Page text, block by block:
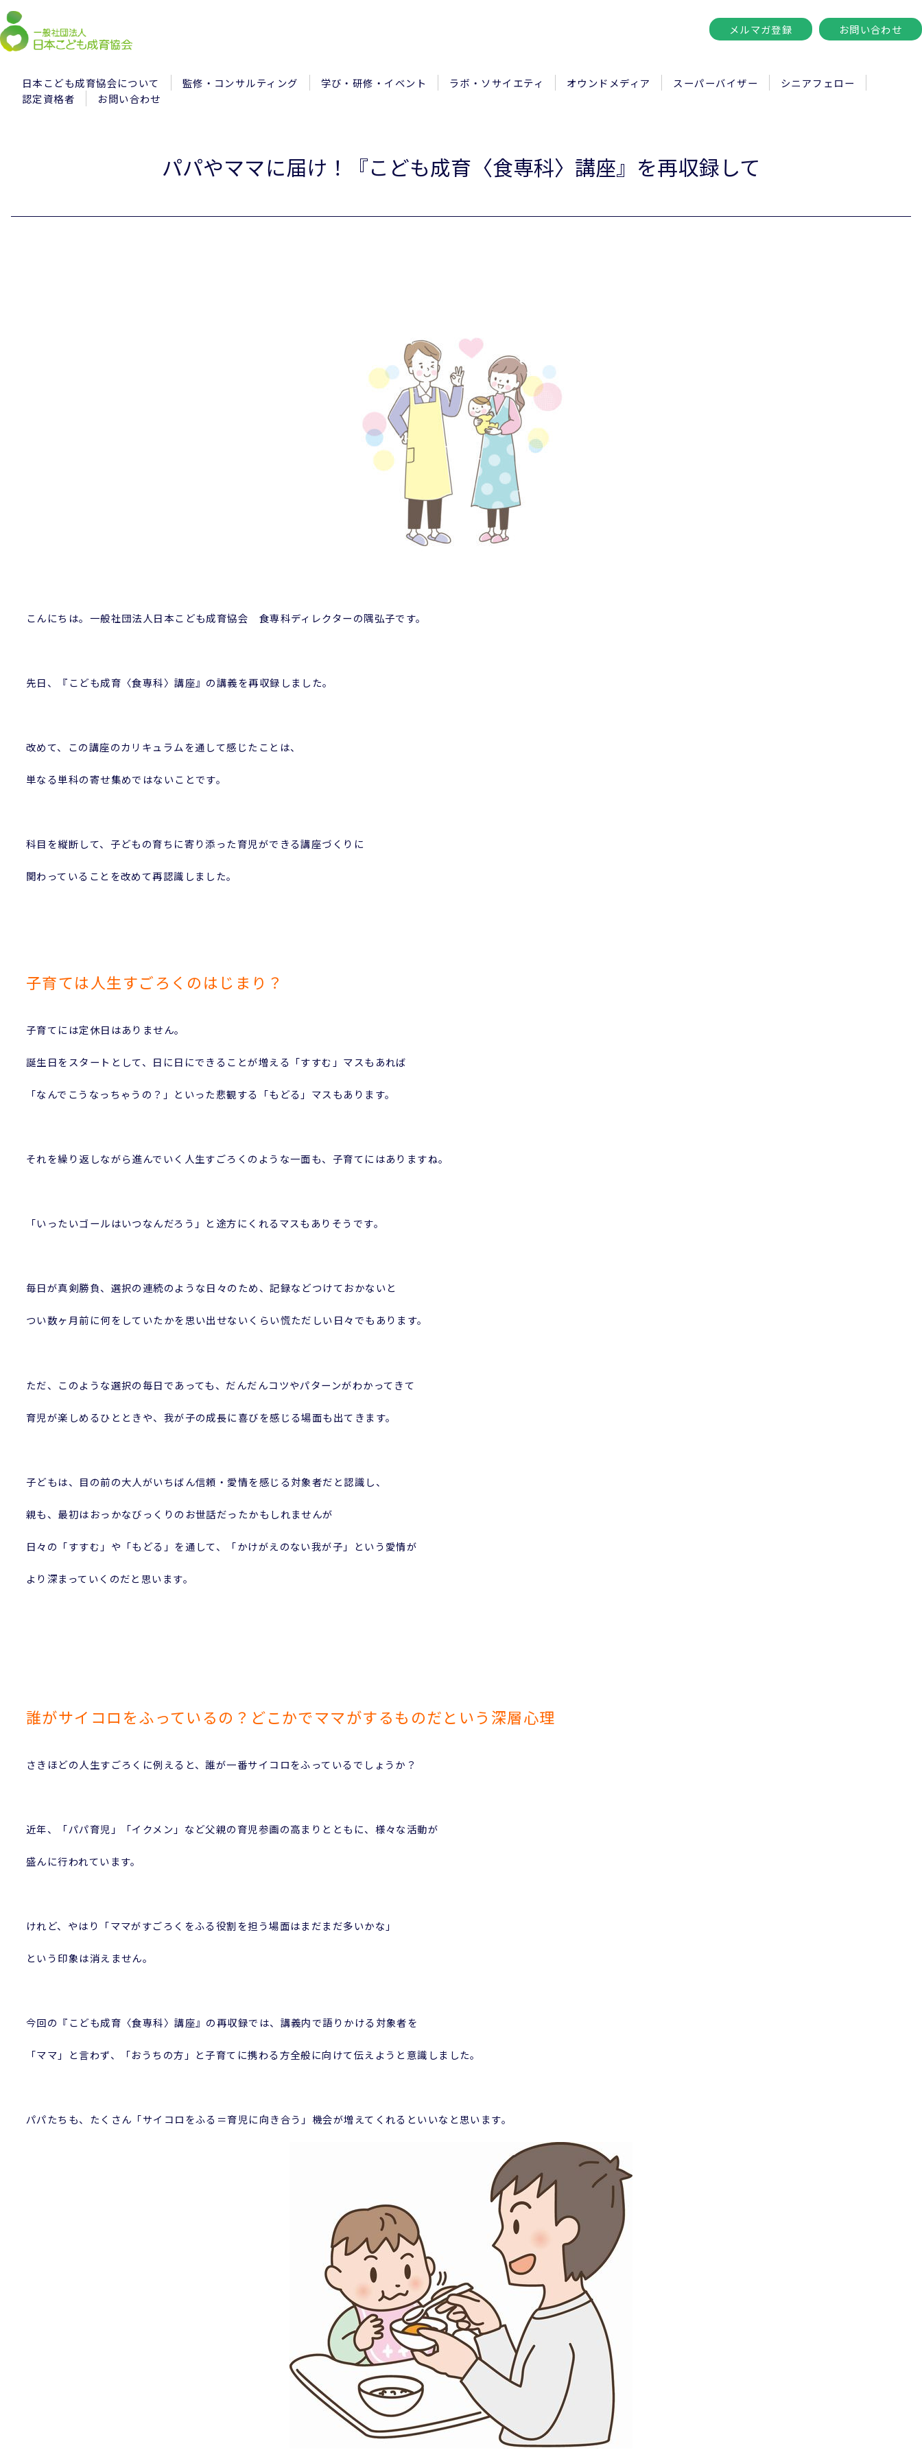
メルマガ登録 お問い合わせ
日本こども成育協会について 監修・コンサルティング 学び・研修・イベント ラボ・ソサイエティ オウンドメディア スーパーバイザー
シニアフェロー
認定資格者
お問い合わせ
パパやママに届け！『こども成育〈食専科〉講座』を再収録して
こんにちは。一般社団法人日本こども成育協会 食専科ディレクターの隅弘子です。
先日、『こども成育〈食専科〉講座』の講義を再収録しました。
改めて、この講座のカリキュラムを通して感じたことは、
単なる単科の寄せ集めではないことです。
科目を縦断して、子どもの育ちに寄り添った育児ができる講座づくりに
関わっていることを改めて再認識しました。
子育ては人生すごろくのはじまり？
子育てには定休日はありません。
誕生日をスタートとして、日に日にできることが増える「すすむ」マスもあれば
「なんでこうなっちゃうの？」といった悲観する「もどる」マスもあります。
それを繰り返しながら進んでいく人生すごろくのような一面も、子育てにはありますね。
「いったいゴールはいつなんだろう」と途方にくれるマスもありそうです。
毎日が真剣勝負、選択の連続のような日々のため、記録などつけておかないと
つい数ヶ月前に何をしていたかを思い出せないくらい慌ただしい日々でもあります。
ただ、このような選択の毎日であっても、だんだんコツやパターンがわかってきて
育児が楽しめるひとときや、我が子の成長に喜びを感じる場面も出てきます。
子どもは、目の前の大人がいちばん信頼・愛情を感じる対象者だと認識し、
親も、最初はおっかなびっくりのお世話だったかもしれませんが
日々の「すすむ」や「もどる」を通して、「かけがえのない我が子」という愛情が
より深まっていくのだと思います。
誰がサイコロをふっているの？どこかでママがするものだという深層心理
さきほどの人生すごろくに例えると、誰が一番サイコロをふっているでしょうか？
近年、「パパ育児」「イクメン」など父親の育児参画の高まりとともに、様々な活動が
盛んに行われています。
けれど、やはり「ママがすごろくをふる役割を担う場面はまだまだ多いかな」
という印象は消えません。
今回の『こども成育〈食専科〉講座』の再収録では、講義内で語りかける対象者を
「ママ」と言わず、「おうちの方」と子育てに携わる方全般に向けて伝えようと意識しました。
パパたちも、たくさん「サイコロをふる＝育児に向き合う」機会が増えてくれるといいなと思います。